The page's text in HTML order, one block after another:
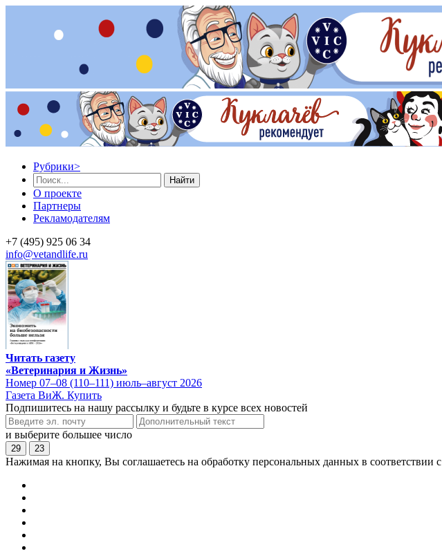
Рубрики>
Найти
О проекте
Партнеры
Рекламодателям
+7 (495) 925 06 34
info@vetandlife.ru
Читать газету
«Ветеринария и Жизнь»
Номер 07–08 (110–111) июль–август 2026
Газета ВиЖ. Купить
Подпишитесь на нашу рассылку и будьте в курсе всех новостей
и выберите большее число
29 23
Нажимая на кнопку, Вы соглашаетесь на обработку персональных данных в соответствии с